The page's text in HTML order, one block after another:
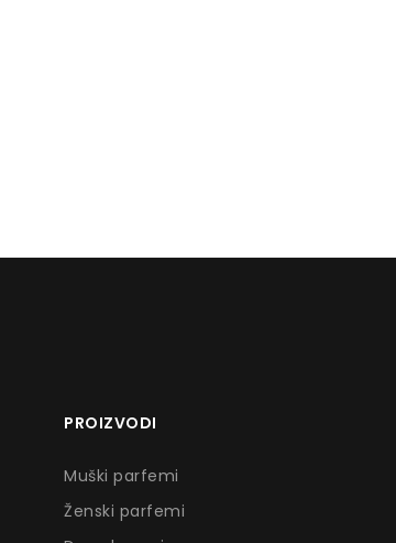
PROIZVODI
Muški parfemi
Ženski parfemi